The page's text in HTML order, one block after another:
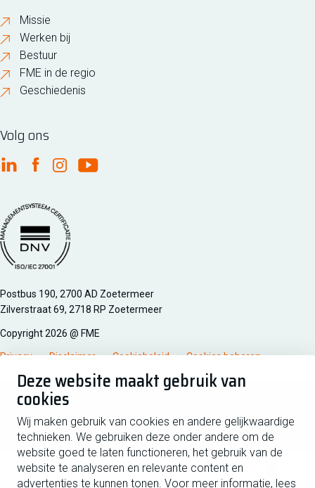
Deze website maakt gebruik van
cookies
Wij maken gebruik van cookies en andere gelijkwaardige
technieken. We gebruiken deze onder andere om de
website goed te laten functioneren, het gebruik van de
website te analyseren en relevante content en
advertenties te kunnen tonen. Voor meer informatie, lees
Missie
Werken bij
Bestuur
FME in de regio
Geschiedenis
Volg ons
FME Linkedin
FME Facebook
FME Instagram
FME Youtube
Managementsyteem certificatie DNV iso/iec 27001
Postbus 190, 2700 AD Zoetermeer
Zilverstraat 69, 2718 RP Zoetermeer
Copyright 2026 @ FME
Privacy Disclaimer Cookiebeleid Cookies beheren
Schrijf je in voor de nieuwsbrief
Voornaam